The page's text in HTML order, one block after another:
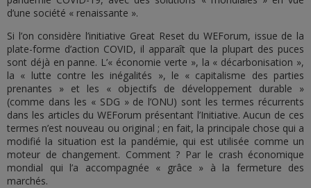
d’une société « renaissante ».
Si l’on considère l’initiative Great Reset du WEForum, issue de la
plate-forme d’action COVID, il apparaît que la plupart des puces
sont déjà en panne. L’« économie verte », la « décarbonisation »,
la « lutte contre les inégalités », le « capitalisme des parties
prenantes » et les « objectifs de développement durable »
(comme dans les « SDG » de l’ONU) sont les termes récurrents
dans les articles du WEForum présentant l’Initiative. Aucun de ces
termes n’est nouveau ou original ; en fait, la principale chose qui a
modifié la situation est la pandémie, qui est utilisée comme un
moteur de changement. Comment ? Par le crash économique
mondial qui l’a accompagnée « grâce » à la fermeture des
marchés.